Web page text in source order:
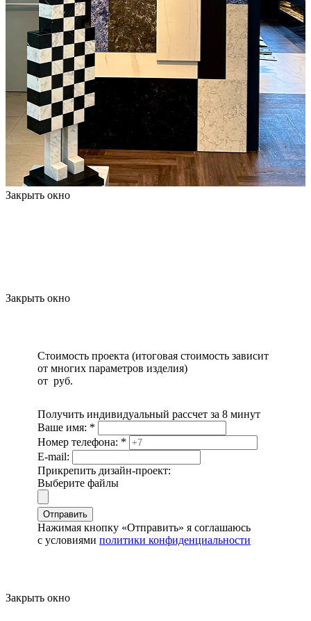
Закрыть окно
Закрыть окно
Стоимость проекта (итоговая стоимость зависит
от многих параметров изделия)
от руб.
Получить индивидуальный рассчет за 8 минут
Ваше имя: *
Номер телефона: *
E-mail:
Прикрепить дизайн-проект:
Выберите файлы
Отправить
Нажимая кнопку «Отправить» я соглашаюсь
с условиями политики конфиденциальности
Закрыть окно